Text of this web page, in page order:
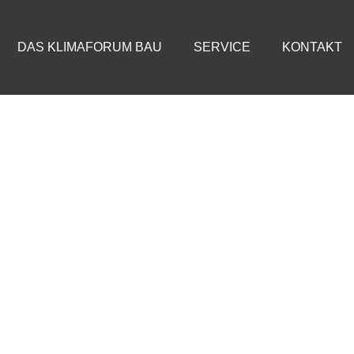
DAS KLIMAFORUM BAU SERVICE KONTAKT